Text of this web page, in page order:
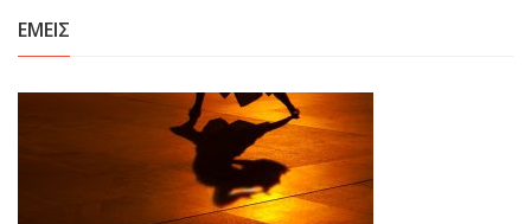
ΕΜΕΙΣ